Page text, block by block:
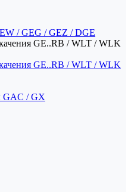
/ GEG / GEZ / DGE
GE..RB / WLT / WLK
GE..RB / WLT / WLK
GAC / GX